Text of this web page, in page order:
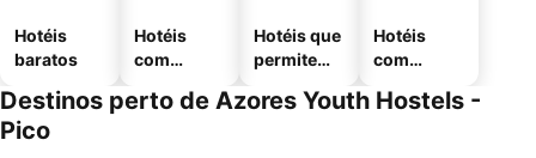
Hotéis
baratos
Hotéis
com
Hotéis que
permitem
Hotéis
com
mento
Destinos perto de Azores Youth Hostels -
Pico